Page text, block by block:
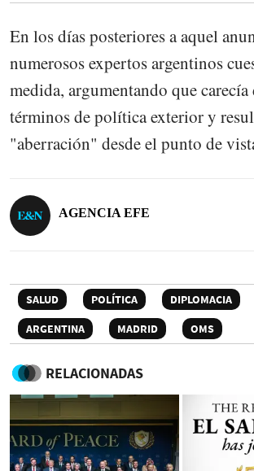
En los días posteriores a aquel
numerosos expertos argentinos
medida, argumentando que
términos de política exterior y
"aberración" desde el punto de
AGENCIA EFE
SALUD POLÍTICA DIPLOMACIA
ARGENTINA
MADRID OMS
RELACIONADAS